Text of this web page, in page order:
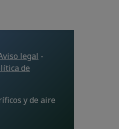
legal -
de
y de aire